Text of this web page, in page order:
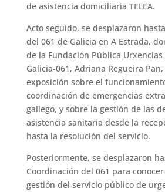
de asistencia domiciliaria TELEA.
Acto seguido, se desplazaron
del 061 de Galicia en A Estrada,
de la Fundación Pública
Galicia-061, Adriana Regueira
exposición sobre el
coordinación de emergencias
gallego, y sobre la gestión de las
asistencia sanitaria desde la
hasta la resolución del servicio.
Posteriormente, se desplazaron
Coordinación del 061 para
gestión del servicio público de